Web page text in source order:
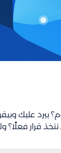
لو سألت أي مستثمر: كم مرة تفتح منصة الاستثمار في اليوم؟
تتخذ قرار فعلًا؟